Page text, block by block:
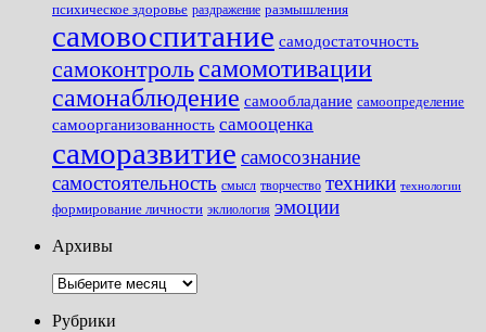
психическое здоровье раздражение размышления
самовоспитание самодостаточность
самоконтроль самомотивации
самонаблюдение самообладание самоопределение
самоорганизованность самооценка
саморазвитие самосознание
самостоятельность смысл творчество техники технологии
формирование личности эклиология эмоции
Архивы
Архивы
Рубрики